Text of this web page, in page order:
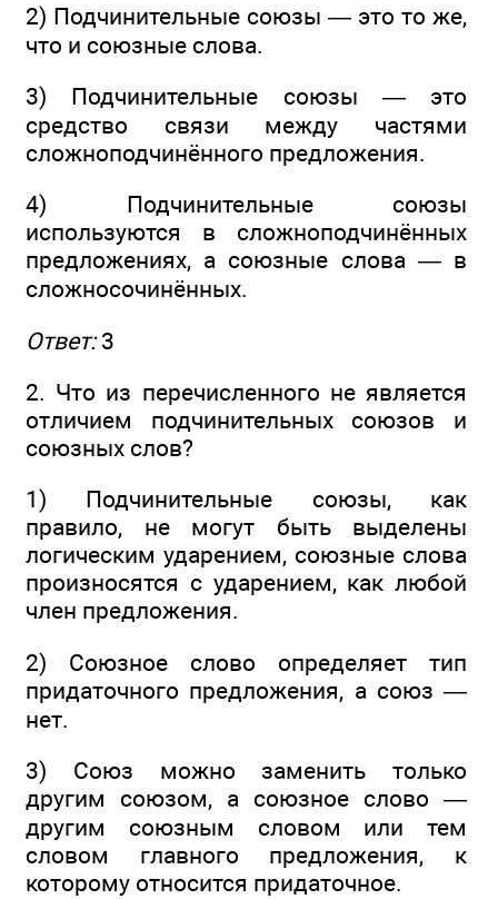
2) Подчинительные союзы — это то же,
что и союзные слова.
3) Подчинительные союзы — это
средство связи между частями
сложноподчинённого предложения.
4) Подчинительные союзы
используются в сложноподчинённых
предложениях, а союзные слова — в
сложносочинённых.
Ответ:3
2. Что из перечисленного не является
отличием подчинительных союзов и
союзных слов?
1) Подчинительные союзы, как
правило, не могут быть выделены
логическим ударением, союзные слова
произносятся с ударением, как любой
член предложения.
2) Союзное слово определяет тип
придаточного предложения, а союз —
нет.
3) Союз можно заменить только
другим союзом, а союзное слово —
другим союзным словом или тем
словом главного предложения, к
которому относится придаточное.